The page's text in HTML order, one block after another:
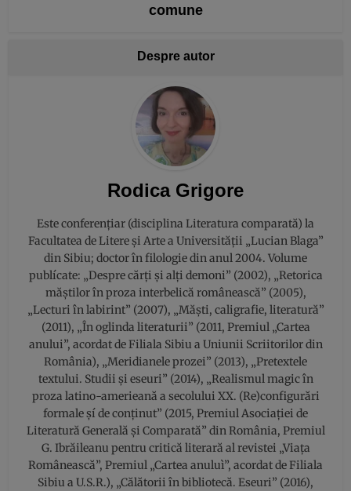
comune
Despre autor
Rodica Grigore
Este conferențiar (disciplina Literatura comparată) la
Facultatea de Litere și Arte a Universității „Lucian Blaga”
din Sibiu; doctor în filologie din anul 2004. Volume
publícate: „Despre cărți și alți demoni” (2002), „Retorica
măştilor în proza interbelică românească” (2005),
„Lecturi în labirint” (2007), „Măşti, caligrafie, literatură”
(2011), „În oglinda literaturii” (2011, Premiul „Cartea
anului”, acordat de Filiala Sibiu a Uniunii Scriitorilor din
România), „Meridianele prozei” (2013), „Pretextele
textului. Studii și eseuri” (2014), „Realismul magic în
proza latino-amerieană a secolului XX. (Re)configurări
formale şí de conținut” (2015, Premiul Asociației de
Literatură Generală și Comparată” din România, Premiul
G. Ibrăileanu pentru critică literară al revistei „Viața
Românească”, Premiul „Cartea anuluì”, acordat de Filiala
Sibiu a U.S.R.), „Călătorii în bibliotecă. Eseuri” (2016),